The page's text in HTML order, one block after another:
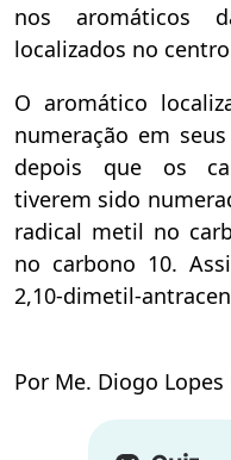
nos aromáticos
localizados no
O aromático
numeração em
depois que os
tiverem sido
radical metil no
no carbono 10.
2,10-dimetil-
Por Me. Diogo Lopes